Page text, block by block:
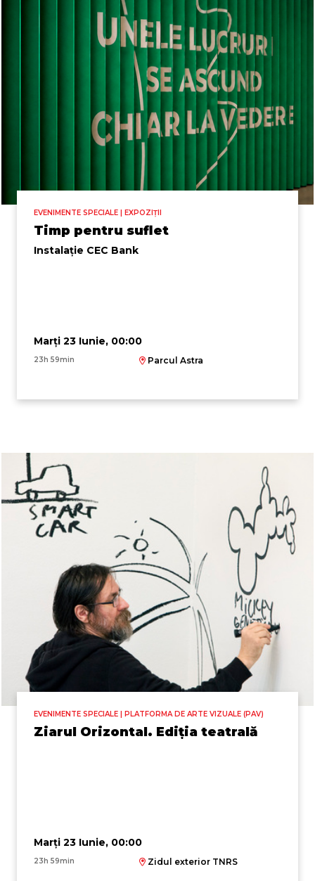
EVENIMENTE SPECIALE | EXPOZIȚII
Timp pentru suflet
Instalație CEC Bank
Marți 23 Iunie, 00:00
23h 59min Parcul Astra
EVENIMENTE SPECIALE | PLATFORMA DE ARTE VIZUALE (PAV)
Ziarul Orizontal. Ediția teatrală
Marți 23 Iunie, 00:00
23h 59min Zidul exterior TNRS